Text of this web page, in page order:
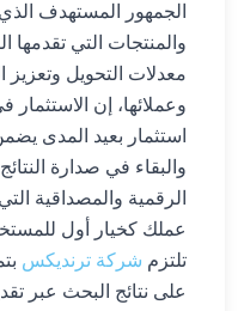
الجمهور المستهدف
والمنتجات التي
معدلات التحويل وتعزيز
وعملائها، إن
استثمار بعيد المدى
والبقاء في صدارة
الرقمية والمصداقية
عملك كخيار أول
تلتزم شركة ترنديكس
على نتائج البحث عبر